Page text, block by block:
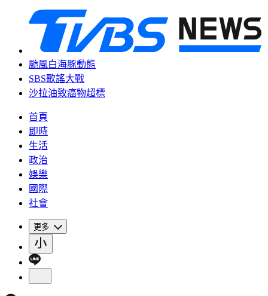
颱風白海豚動態
SBS歌謠大戰
沙拉油致癌物超標
首頁
即時
生活
政治
娛樂
國際
社會
更多